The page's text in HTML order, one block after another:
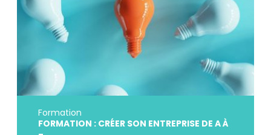
Formation
FORMATION : CRÉER SON ENTREPRISE DE A À